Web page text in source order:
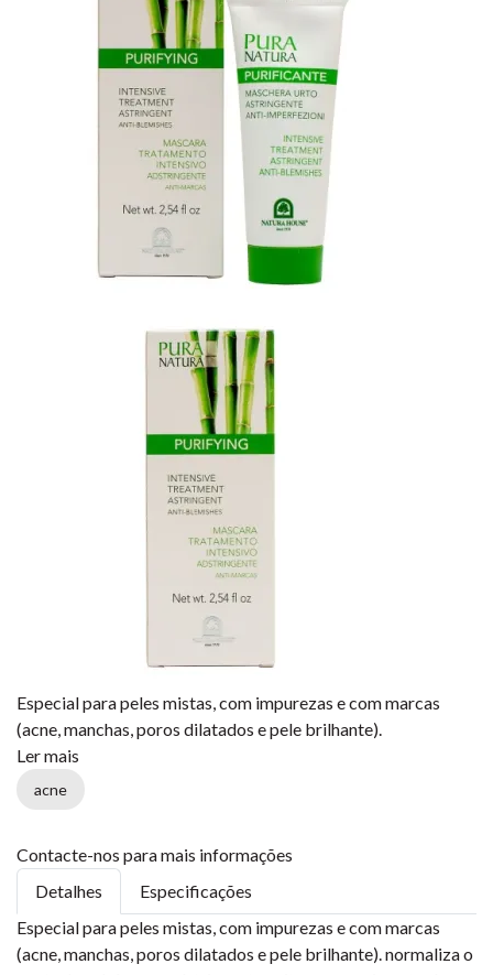
Especial para peles mistas, com impurezas e com marcas
(acne, manchas, poros dilatados e pele brilhante).
Ler mais
acne
Contacte-nos para mais informações
Detalhes
Especificações
Especial para peles mistas, com impurezas e com marcas
(acne, manchas, poros dilatados e pele brilhante). normaliza o